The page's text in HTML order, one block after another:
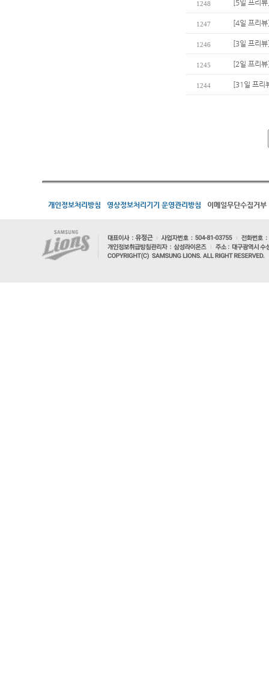
1248 [5일 프리
1247 [4일 프리
1246 [3일 프리
1245 [2일 프리
1244 [31일 프리
개인정보처리방침 영상정보처리기기 운영관리방침 이메일무단수집거부